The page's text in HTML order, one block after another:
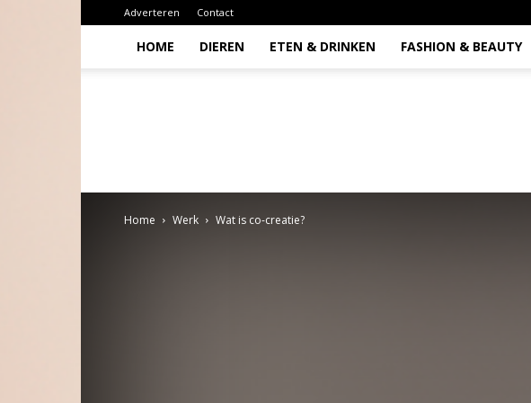
Adverteren Contact
HOME DIEREN ETEN & DRINKEN FASHION & BEAUTY
Home Werk Wat is co-creatie?